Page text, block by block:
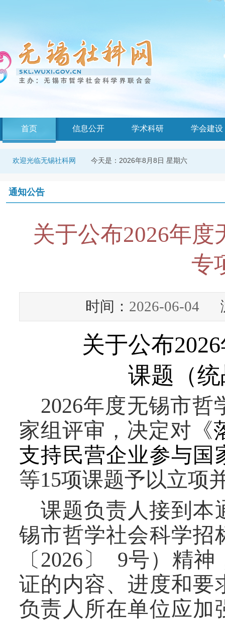
首页 信息公开 学术科研 学会建设
欢迎光临无锡社科网 今天是： 2026年8月8日 星期六
通知公告
关于公布2026年
专
时间： 2026-06-04
关于公布2026
课题（
2026年度无锡市哲
家组评审，决定对 《
支持民营企业参与国
等15项课题予以立项
课题负责人接到本
锡市哲学社会科学招
〔 2026 〕 9号） 精神
证的内容、进度和要
负责人所在单位应加